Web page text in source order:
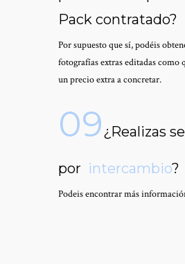
Pack contratado?
Por supuesto que sí, podéis
fotografías extras editadas como
un precio extra a concretar.
09¿Realizas
por intercambio?
Podeis encontrar más